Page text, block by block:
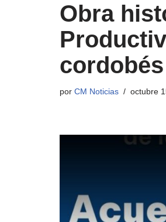
Obra
cordobés
por CM Noticias octubre